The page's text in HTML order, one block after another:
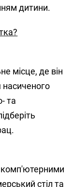
дитини.
місце, де він
насиченого
та
стіл та